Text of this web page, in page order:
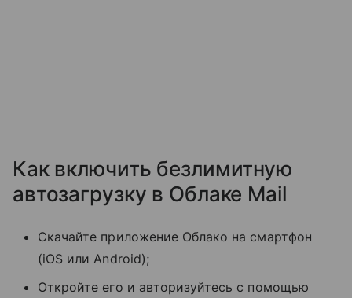
Как включить безлимитную
автозагрузку в Облаке Mail
Скачайте приложение Облако на смартфон
(iOS или Android);
Откройте его и авторизуйтесь с помощью